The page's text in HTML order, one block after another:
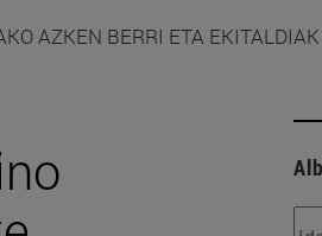
AZKEN BERRI ETA EKITALDIAK